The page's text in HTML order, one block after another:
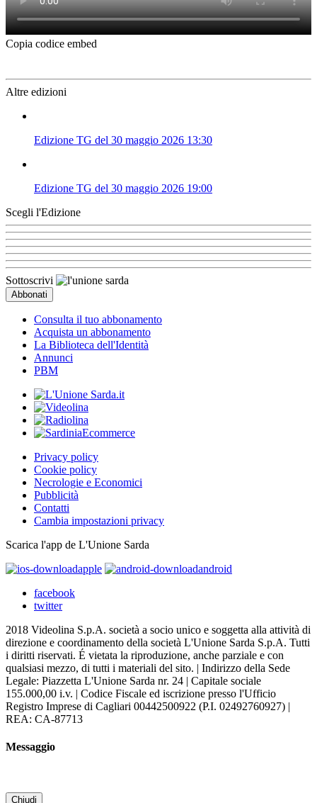
Copia codice embed
Altre edizioni
Edizione TG del 30 maggio 2026 13:30
Edizione TG del 30 maggio 2026 19:00
Scegli l'Edizione
Sottoscrivi
Consulta il tuo abbonamento
Acquista un abbonamento
La Biblioteca dell'Identità
Annunci
PBM
Privacy policy
Cookie policy
Necrologie e Economici
Pubblicità
Contatti
Cambia impostazioni privacy
Scarica l'app de L'Unione Sarda
apple
android
facebook
twitter
2018 Videolina S.p.A. società a socio unico e soggetta alla attività di
direzione e coordinamento della società L'Unione Sarda S.p.A. Tutti
i diritti riservati. É vietata la riproduzione, anche parziale e con
qualsiasi mezzo, di tutti i materiali del sito. | Indirizzo della Sede
Legale: Piazzetta L'Unione Sarda nr. 24 | Capitale sociale
155.000,00 i.v. | Codice Fiscale ed iscrizione presso l'Ufficio
Registro Imprese di Cagliari 00442500922 (P.I. 02492760927) |
REA: CA-87713
Messaggio
Chiudi